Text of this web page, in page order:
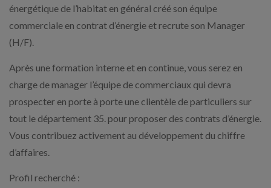
énergétique de l’habitat en général créé son équipe
commerciale en contrat d’énergie et recrute son Manager
(H/F).
Après une formation interne et en continue, vous serez en
charge de manager l’équipe de commerciaux qui devra
prospecter en porte à porte une clientèle de particuliers sur
tout le département 35. pour proposer des contrats d’énergie.
Vous contribuez activement au développement du chiffre
d’affaires.
Profil recherché :